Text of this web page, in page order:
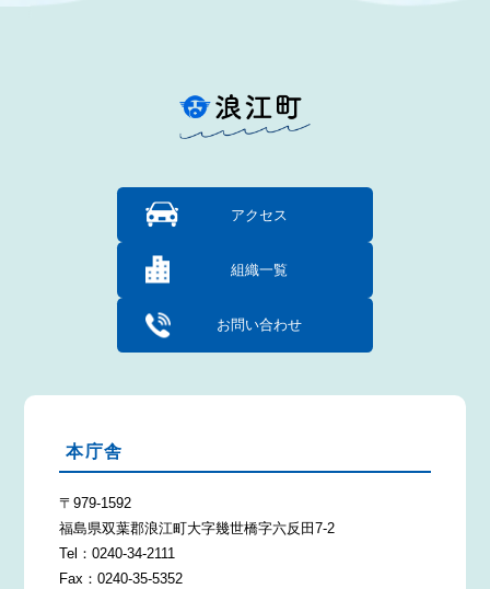
アクセス
組織一覧
お問い合わせ
本庁舎
〒979-1592
福島県双葉郡浪江町大字幾世橋字六反田7-2
Tel：0240-34-2111
Fax：0240-35-5352